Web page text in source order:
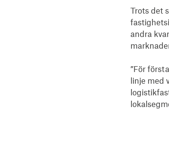
Trots det
andra
”För
linje med